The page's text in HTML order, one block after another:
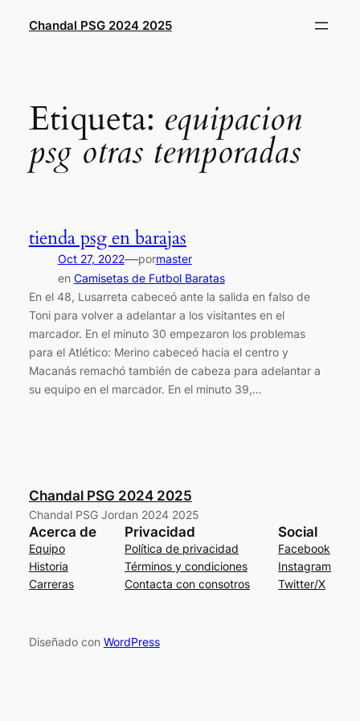
Chandal PSG 2024 2025
Etiqueta: equipacion
psg otras temporadas
tienda psg en barajas
Oct 27, 2022—pormaster
en Camisetas de Futbol Baratas
En el 48, Lusarreta cabeceó ante la salida en falso de
Toni para volver a adelantar a los visitantes en el
marcador. En el minuto 30 empezaron los problemas
para el Atlético: Merino cabeceó hacia el centro y
Macanás remachó también de cabeza para adelantar a
su equipo en el marcador. En el minuto 39,…
Chandal PSG 2024 2025
Chandal PSG Jordan 2024 2025
Acerca de
Equipo
Historia
Carreras
Privacidad
Política de privacidad
Términos y condiciones
Contacta con consotros
Social
Facebook
Instagram
Twitter/X
Diseñado con WordPress